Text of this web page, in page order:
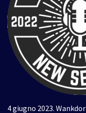
4 giugno 2023.